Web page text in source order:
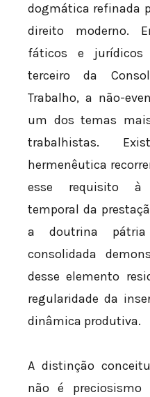
dogmática refinada
direito moderno.
fáticos e jurídicos
terceiro da
Trabalho, a não-
um dos temas
trabalhistas.
hermenêutica
esse requisito à
temporal da
a doutrina
consolidada
desse elemento
regularidade da
dinâmica produtiva.
A distinção
não é preciosismo